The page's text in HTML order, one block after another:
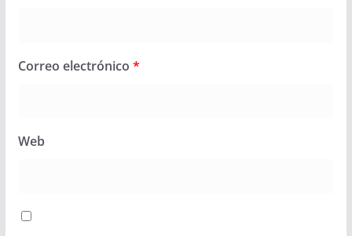
Correo electrónico *
Web